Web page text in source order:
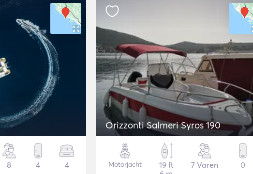
8 4 4
Orizzonti Salmeri Syros 190
Motorjacht
19 ft
7 Varen 0